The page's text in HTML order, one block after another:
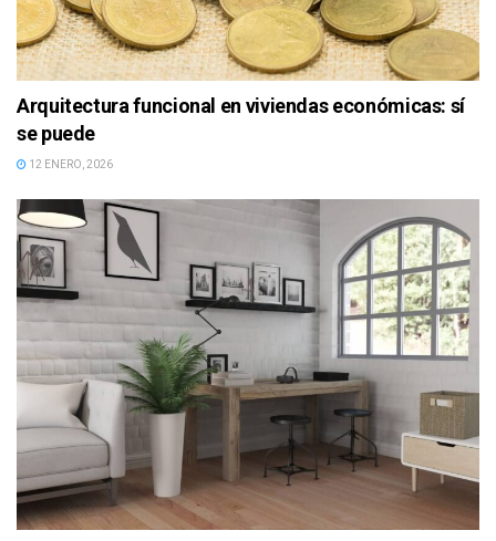
Arquitectura funcional en viviendas económicas: sí
se puede
12 ENERO, 2026